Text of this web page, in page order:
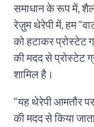
समाधान के रूप में,
रेज़ुम थेरेपी में, हम
को हटाकर प्रोस्टेट
की मदद से प्रोस्टेट
शामिल है।
“यह थेरेपी आमतौर
की मदद से किया